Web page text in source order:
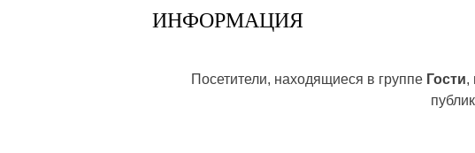
ИНФОРМАЦИЯ
Посетители, находящиеся в группе Гости,